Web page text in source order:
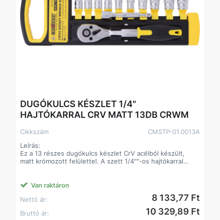
Csomagolás: Műanyag tartópolc
DUGÓKULCS KÉSZLET 1/4"
HAJTÓKARRAL CRV MATT 13DB CRWM
Cikkszám
CMSTP-01.0013A
Leírás:
Ez a 13 részes dugókulcs készlet CrV acélból készült,
matt krómozott felülettel. A szett 1/4""-os hajtókarral
forgalomba, ami rendezetten és biztonságosan tartja a
Króm-vanádium anyag a hosszú élettartamért és
Van raktáron
Nettó ár:
8 133,77 Ft
Bruttó ár: 10 329,89 Ft